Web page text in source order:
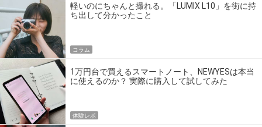
軽いのにちゃんと撮れる。「LUMIX L10」を街に持
ち出して分かったこと
コラム
1万円台で買えるスマートノート、NEWYESは本当
に使えるのか？ 実際に購入して試してみた
体験レポ